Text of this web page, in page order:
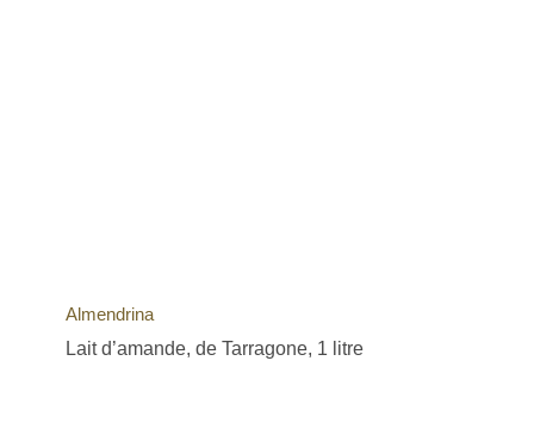
Almendrina
Lait d’amande, de Tarragone, 1 litre